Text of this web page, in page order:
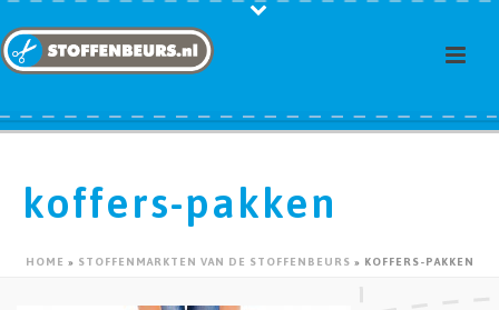
koffers-pakken
HOME » STOFFENMARKTEN VAN DE STOFFENBEURS » KOFFERS-PAKKEN